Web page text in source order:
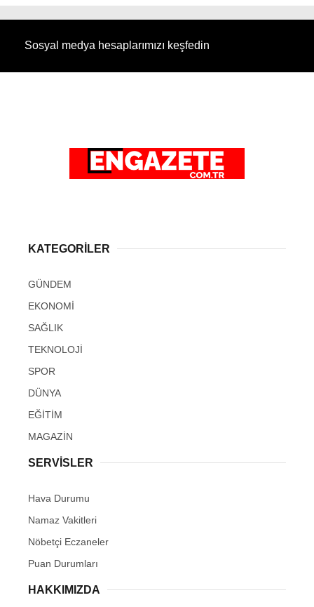
Sosyal medya hesaplarımızı keşfedin
KATEGORİLER
GÜNDEM
EKONOMİ
SAĞLIK
TEKNOLOJİ
SPOR
DÜNYA
EĞİTİM
MAGAZİN
SERVİSLER
Hava Durumu
Namaz Vakitleri
Nöbetçi Eczaneler
Puan Durumları
HAKKIMIZDA